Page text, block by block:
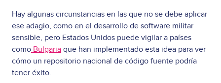
Hay algunas circunstancias en las que no se debe aplicar
ese adagio, como en el desarrollo de software militar
sensible, pero Estados Unidos puede vigilar a países
como Bulgaria que han implementado esta idea para ver
cómo un repositorio nacional de código fuente podría
tener éxito.